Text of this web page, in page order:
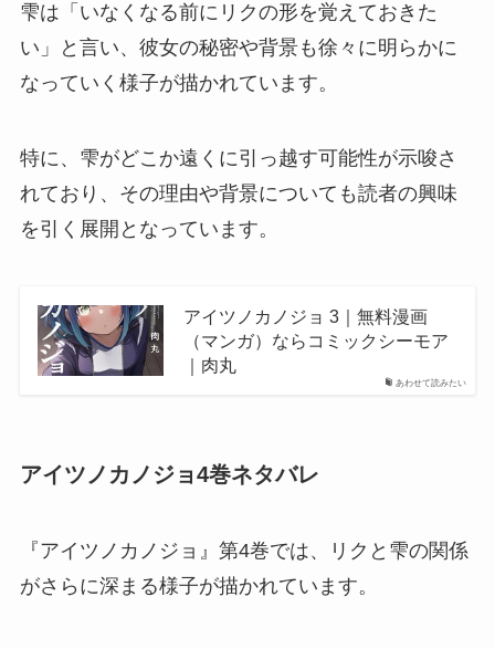
雫は「いなくなる前にリクの形を覚えておきた
い」と言い、彼女の秘密や背景も徐々に明らかに
なっていく様子が描かれています。
特に、雫がどこか遠くに引っ越す可能性が示唆さ
れており、その理由や背景についても読者の興味
を引く展開となっています。
あわせて読みたい
アイツノカノジョ 3｜無料漫画
（マンガ）ならコミックシーモア
｜肉丸
アイツノカノジョ4巻ネタバレ
『アイツノカノジョ』第4巻では、リクと雫の関係
がさらに深まる様子が描かれています。